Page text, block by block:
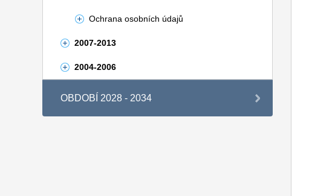
Ochrana osobních údajů
2007-2013
2004-2006
OBDOBÍ 2028 - 2034